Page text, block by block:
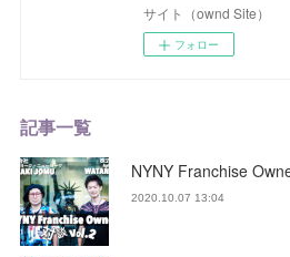
サイト（ownd Site）
フォロー
記事一覧
NYNY Franchise
2020.10.07 13:04